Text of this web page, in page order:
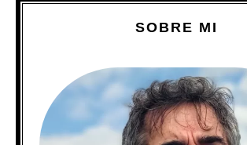
SOBRE MI